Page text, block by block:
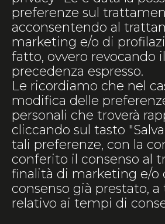
preferenze sul
acconsentendo al
marketing e/o di
fatto, ovvero revocando
precedenza espresso.
Le ricordiamo che nel
modifica delle
personali che troverà
cliccando sul tasto
tali preferenze, con la
conferito il consenso al
finalità di marketing e/o
consenso già prestato,
relativo ai tempi di